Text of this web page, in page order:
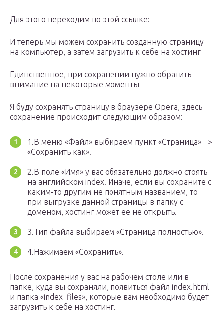
Для этого переходим по этой ссылке:
И теперь мы можем сохранить созданную страницу
на компьютер, а затем загрузить к себе на хостинг
Единственное, при сохранении нужно обратить
внимание на некоторые моменты
Я буду сохранять страницу в браузере Opera, здесь
сохранение происходит следующим образом:
1.В меню «Файл» выбираем пункт «Страница» =>
«Сохранить как».
2.В поле «Имя» у вас обязательно должно стоять
на английском index. Иначе, если вы сохраните с
каким-то другим не понятным названием, то
при выгрузке данной страницы в папку с
доменом, хостинг может ее не открыть.
3.Тип файла выбираем «Страница полностью».
4.Нажимаем «Сохранить».
После сохранения у вас на рабочем столе или в
папке, куда вы сохраняли, появиться файл index.html
и папка «index_files», которые вам необходимо будет
загрузить к себе на хостинг.